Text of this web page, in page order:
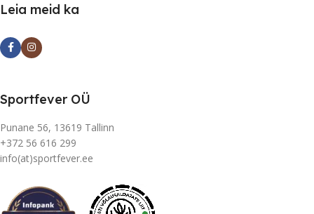
Leia meid ka
Sportfever OÜ
Punane 56, 13619 Tallinn
+372 56 616 299
info(at)sportfever.ee